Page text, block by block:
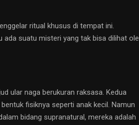
ritual khusus di tempat ini.
ada suatu misteri yang tak bisa dilihat
ular naga berukuran raksasa. Kedua
fisiknya seperti anak kecil. Namun
bidang supranatural, mereka adalah